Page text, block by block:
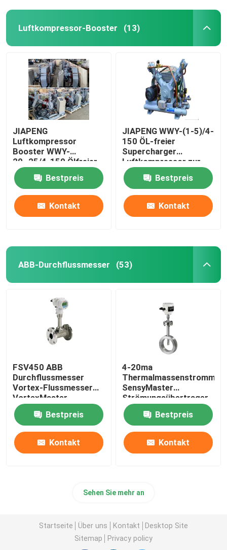
Luftkompressor-Booster (13)
JIAPENG
Luftkompressor
Booster WWY-
20~25/4-150 Ölfreier
Ladegerät zur
Sauerstofffüllung
Bestpreis
Kontakt
JIAPENG WWY-(1-5)/4-
150 ÖL-freier
Supercharger
Luftkompressor zur
Sauerstofffüllung
Bestpreis
Kontakt
ABB-Durchflussmesser (53)
FSV450 ABB
Durchflussmesser
Vortex-Flussmesser
VortexMaster
Bestpreis
Kontakt
4-20ma
SensyMaster
Strömungsübertrager
Vortex FMT200
Bestpreis
Kontakt
Sehen Sie mehr an
Startseite Über uns Kontakt
Desktop Site
Sitemap
Privacy policy